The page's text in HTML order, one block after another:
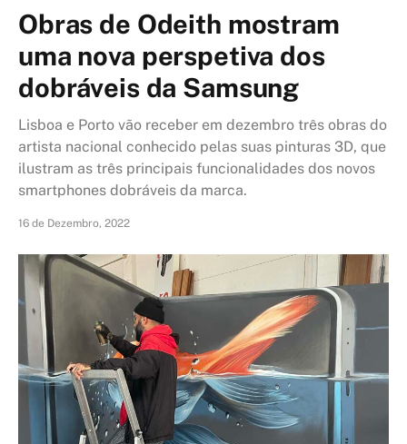
Obras de Odeith mostram
uma nova perspetiva dos
dobráveis da Samsung
Lisboa e Porto vão receber em dezembro três obras do
artista nacional conhecido pelas suas pinturas 3D, que
ilustram as três principais funcionalidades dos novos
smartphones dobráveis da marca.
16 de Dezembro, 2022